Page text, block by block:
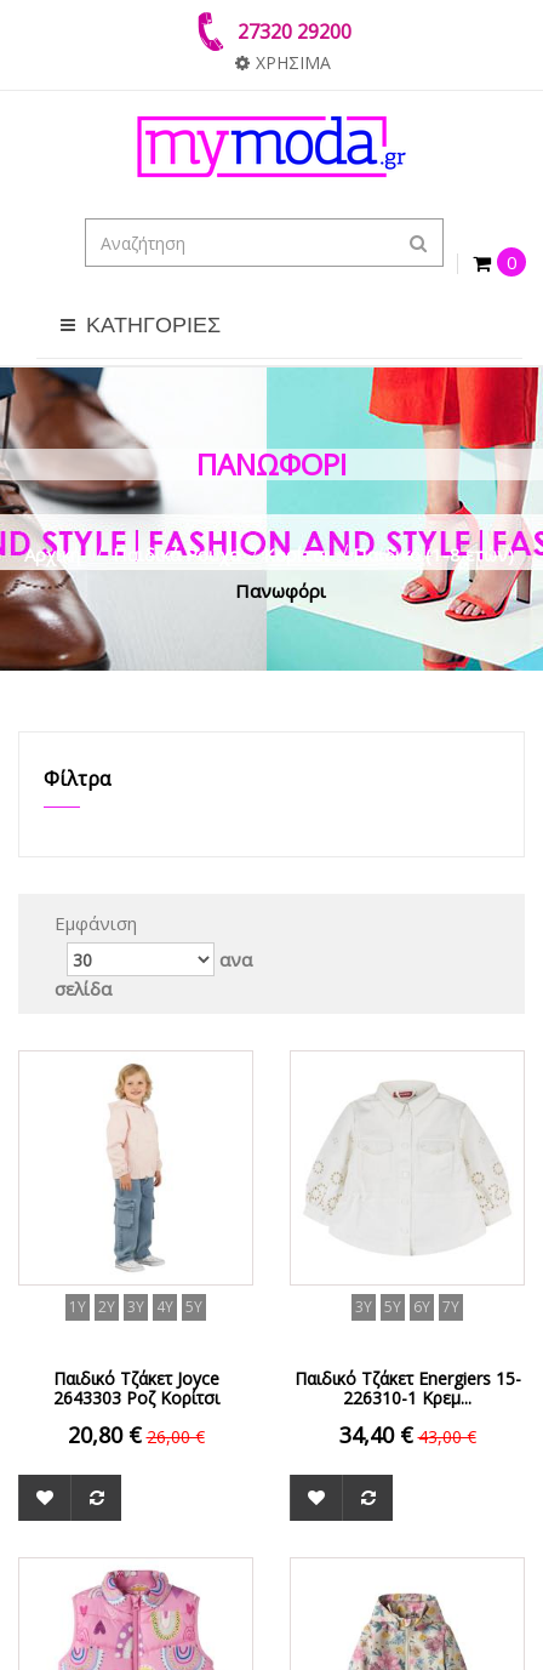
27320 29200
ΧΡΗΣΙΜΑ
0
ΚΑΤΗΓΟΡΙΕΣ
Αρχική > Παιδικά Ρούχα > Κορίτσι > Παιδικό (1-8 ετών)
Πανωφόρι
Φίλτρα
ΠΑΝΩΦΌΡΙ
Εμφάνιση
ανα
σελίδα
1Y 2Y 3Y 4Y 5Y
Παιδικό Τζάκετ Joyce
2643303 Ροζ Κορίτσι
20,80 € 26,00 €
3Y 5Y 6Y 7Y
Παιδικό Τζάκετ Energiers 15-
226310-1 Κρεμ...
34,40 € 43,00 €